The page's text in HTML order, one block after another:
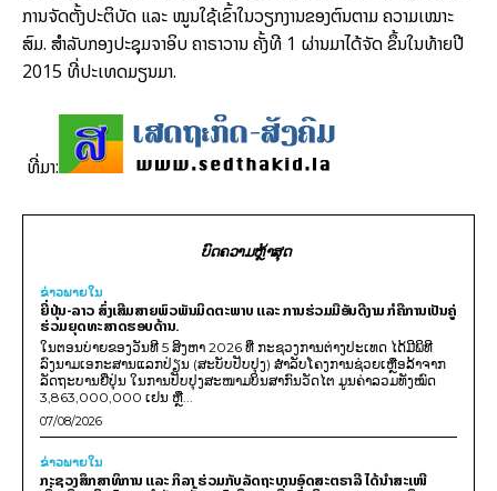
ການ­ຈັດ­ຕັ້ງ​ປະ­ຕິ­ບັດ ແລະ ໝູນ​ໃຊ້​ເຂົ້າ​ໃນ​ວຽກ​ງານ​ຂອງ​ຕົນ​ຕາມ ຄວາມ​ເໝາະ​
ສົມ. ສຳ­ລັບ​ກອງ​ປະ­ຊຸມ​ຈາອິບ ຄາ​ຣາ​ວານ ຄັ້ງ​ທີ 1 ຜ່ານ​ມາ​ໄດ້​ຈັດ ຂຶ້ນ​ໃນ​ທ້າຍ​ປີ
2015 ທີ່​ປະ­ເທດ​ມຽນ​ມາ.
ທີ່ມາ:
ບົດຄວາມຫຼ້າສຸດ
ຂ່າວພາຍ​ໃນ
ຍີ່ປຸ່ນ-ລາວ ສົ່ງເສີມສາຍພົວພັນມິດຕະພາບ ແລະ ການຮ່ວມມືອັນດີງາມ ກໍຄືການເປັນຄູ່
ຮ່ວມຍຸດທະສາດຮອບດ້ານ.
ໃນຕອນບ່າຍຂອງວັນທີ 5 ສິງຫາ 2026 ທີ່ ກະຊວງການຕ່າງປະເທດ ໄດ້ມີພິທີ
ລົງນາມເອກະສານແລກປ່ຽນ (ສະບັບປັບປຸງ) ສໍາລັບໂຄງການຊ່ວຍເຫຼືອລ້າຈາກ
ລັດຖະບານຍີ່ປຸ່ນ ໃນການປັບປຸງສະໜາມບິນສາກົນວັດໄຕ ມູນຄ່າລວມທັງໝົດ
3,863,000,000 ເຢນ ຫຼື...
07/08/2026
ຂ່າວພາຍ​ໃນ
ກະຊວງສຶກສາທິການ ແລະ ກິລາ ຮ່ວມກັບລັດຖະບານອົດສະຕຣາລີ ໄດ້ນຳສະເໜີ